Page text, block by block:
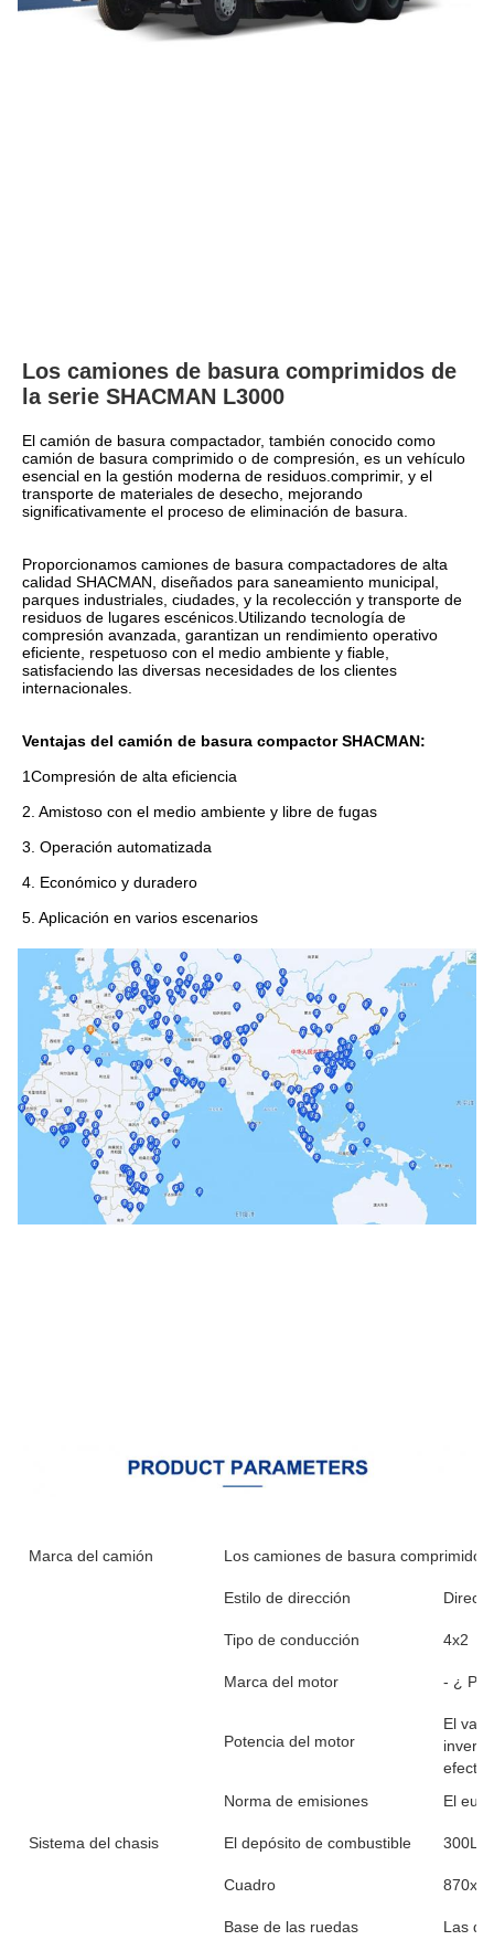
Los camiones de basura comprimidos de
la serie SHACMAN L3000
El camión de basura compactador, también conocido como
camión de basura comprimido o de compresión, es un vehículo
esencial en la gestión moderna de residuos.comprimir, y el
transporte de materiales de desecho, mejorando
significativamente el proceso de eliminación de basura.
Proporcionamos camiones de basura compactadores de alta
calidad SHACMAN, diseñados para saneamiento municipal,
parques industriales, ciudades, y la recolección y transporte de
residuos de lugares escénicos.Utilizando tecnología de
compresión avanzada, garantizan un rendimiento operativo
eficiente, respetuoso con el medio ambiente y fiable,
satisfaciendo las diversas necesidades de los clientes
internacionales.
Ventajas del camión de basura compactor SHACMAN:
1Compresión de alta eficiencia
2. Amistoso con el medio ambiente y libre de fugas
3. Operación automatizada
4. Económico y duradero
5. Aplicación en varios escenarios
Marca del camión Los camiones de basura
Sistema del chasis
Estilo de dirección
Tipo de conducción 4x2
Marca del motor - ¿
Potencia del motor
El
efecto
Norma de emisiones
El
El depósito de combustible 300L
Cuadro
Base de las ruedas Las